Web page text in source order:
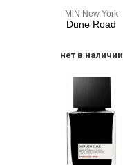
MiN New York
Dune Road
нет в наличии